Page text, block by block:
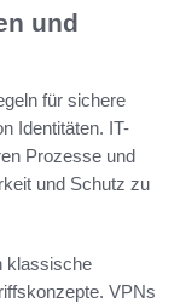
und
für sichere
Identitäten. IT-
Prozesse und
und Schutz zu
klassische
VPNs